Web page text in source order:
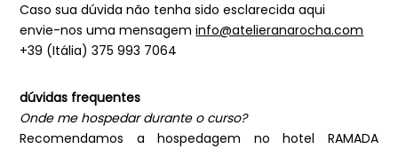
Caso sua dúvida não tenha sido esclarecida aqui
envie-nos uma mensageminfo@atelieranarocha.com
+39 (Itália) 375 993 7064
dúvidas frequentes
Onde me hospedar durante o curso?
Recomendamos a hospedagem no hotel RAMADA